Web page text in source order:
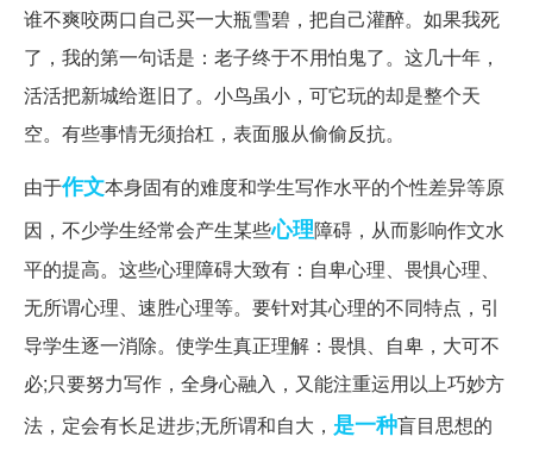
谁不爽咬两口自己买一大瓶雪碧，把自己灌醉。如果我死
了，我的第一句话是：老子终于不用怕鬼了。这几十年，
活活把新城给逛旧了。小鸟虽小，可它玩的却是整个天
空。有些事情无须抬杠，表面服从偷偷反抗。
由于作文本身固有的难度和学生写作水平的个性差异等原
因，不少学生经常会产生某些心理障碍，从而影响作文水
平的提高。这些心理障碍大致有：自卑心理、畏惧心理、
无所谓心理、速胜心理等。要针对其心理的不同特点，引
导学生逐一消除。使学生真正理解：畏惧、自卑，大可不
必;只要努力写作，全身心融入，又能注重运用以上巧妙方
法，定会有长足进步;无所谓和自大， 是一种盲目思想的